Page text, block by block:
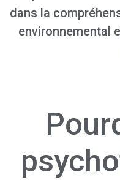
dans la
environnemental